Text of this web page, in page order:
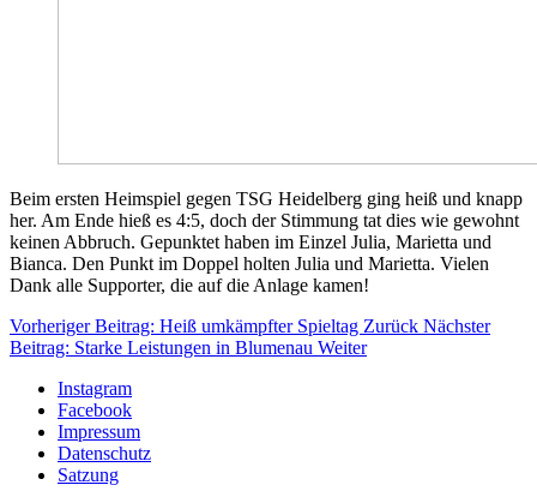
Beim ersten Heimspiel gegen TSG Heidelberg ging heiß und knapp
her. Am Ende hieß es 4:5, doch der Stimmung tat dies wie gewohnt
keinen Abbruch. Gepunktet haben im Einzel Julia, Marietta und
Bianca. Den Punkt im Doppel holten Julia und Marietta. Vielen
Dank alle Supporter, die auf die Anlage kamen!
Vorheriger Beitrag: Heiß umkämpfter Spieltag Zurück Nächster
Beitrag: Starke Leistungen in Blumenau Weiter
Instagram
Facebook
Impressum
Datenschutz
Satzung